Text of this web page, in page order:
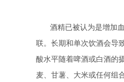
酒精已被认为是增加血
联。长期和单次饮酒会导
酸水平随着啤酒或白酒的
麦、甘薯、大米或任何组